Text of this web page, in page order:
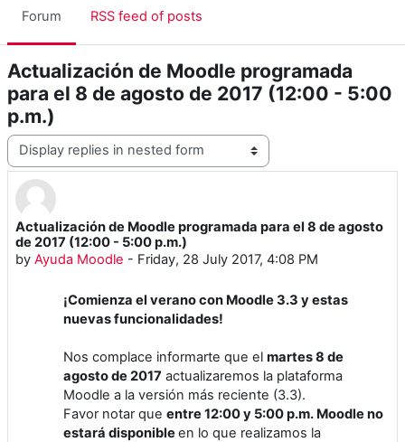
Forum RSS feed of posts
Actualización de Moodle programada
para el 8 de agosto de 2017 (12:00 - 5:00
p.m.)
Display mode
Actualización de Moodle programada para el 8 de agosto
de 2017 (12:00 - 5:00 p.m.)
by Ayuda Moodle - Friday, 28 July 2017, 4:08 PM
Number of replies: 0
¡Comienza el verano con Moodle 3.3 y estas
nuevas funcionalidades!
Nos complace informarte que el martes 8 de
agosto de 2017 actualizaremos la plataforma
Moodle a la versión más reciente (3.3).
Favor notar que entre 12:00 y 5:00 p.m. Moodle no
estará disponibleen lo que realizamos la